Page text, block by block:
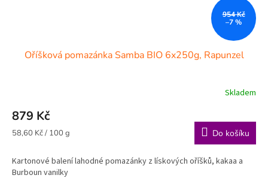
954 Kč
–7 %
Oříšková pomazánka Samba BIO 6x250g, Rapunzel
Skladem
879 Kč
Měrná
58,60 Kč / 100 g Do košíku
Kartonové balení lahodné pomazánky z lískových oříšků, kakaa a
Burboun vanilky